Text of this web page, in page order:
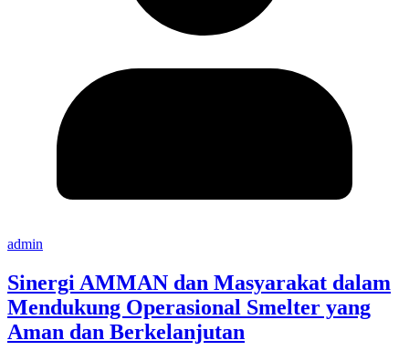
admin
Sinergi AMMAN dan Masyarakat dalam
Mendukung Operasional Smelter yang
Aman dan Berkelanjutan